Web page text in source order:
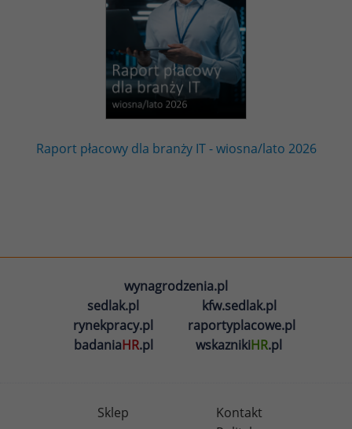
Raport płacowy dla branży IT - wiosna/lato 2026
wynagrodzenia.pl
sedlak.pl
kfw.sedlak.pl
rynekpracy.pl
raportyplacowe.pl
badaniaHR.pl wskaznikiHR.pl
Sklep
Kontakt